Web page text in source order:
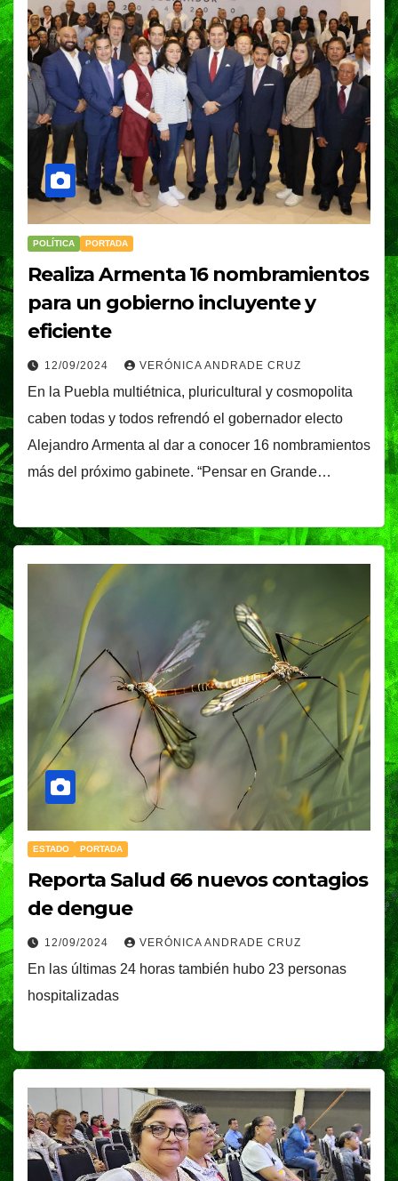
POLÍTICA PORTADA
Realiza Armenta 16 nombramientos
para un gobierno incluyente y
eficiente
12/09/2024 VERÓNICA ANDRADE CRUZ
En la Puebla multiétnica, pluricultural y cosmopolita
caben todas y todos refrendó el gobernador electo
Alejandro Armenta al dar a conocer 16 nombramientos
más del próximo gabinete. “Pensar en Grande…
ESTADO PORTADA
Reporta Salud 66 nuevos contagios
de dengue
12/09/2024 VERÓNICA ANDRADE CRUZ
En las últimas 24 horas también hubo 23 personas
hospitalizadas